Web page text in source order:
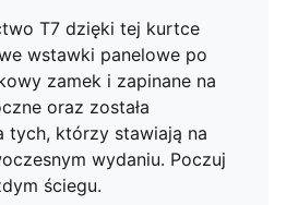
T7 dzięki tej kurtce
wstawki panelowe po
zamek i zapinane na
oraz została
tych, którzy stawiają na
wydaniu. Poczuj
ściegu.